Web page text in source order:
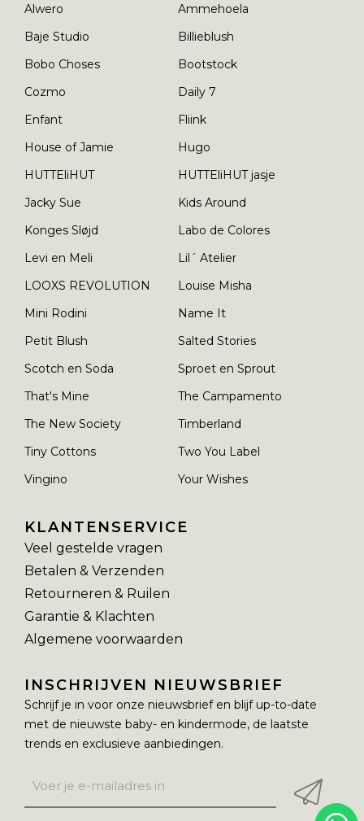
Alwero
Ammehoela
Baje Studio
Billieblush
Bobo Choses
Bootstock
Cozmo
Daily 7
Enfant
Fliink
House of Jamie
Hugo
HUTTEliHUT
HUTTEliHUT jasje
Jacky Sue
Kids Around
Konges Sløjd
Labo de Colores
Levi en Meli
Lil´ Atelier
LOOXS REVOLUTION
Louise Misha
Mini Rodini
Name It
Petit Blush
Salted Stories
Scotch en Soda
Sproet en Sprout
That's Mine
The Campamento
The New Society
Timberland
Tiny Cottons
Two You Label
Vingino
Your Wishes
KLANTENSERVICE
Veel gestelde vragen
Betalen & Verzenden
Retourneren & Ruilen
Garantie & Klachten
Algemene voorwaarden
INSCHRIJVEN NIEUWSBRIEF
Schrijf je in voor onze nieuwsbrief en blijf up-to-date
met de nieuwste baby- en kindermode, de laatste
trends en exclusieve aanbiedingen.